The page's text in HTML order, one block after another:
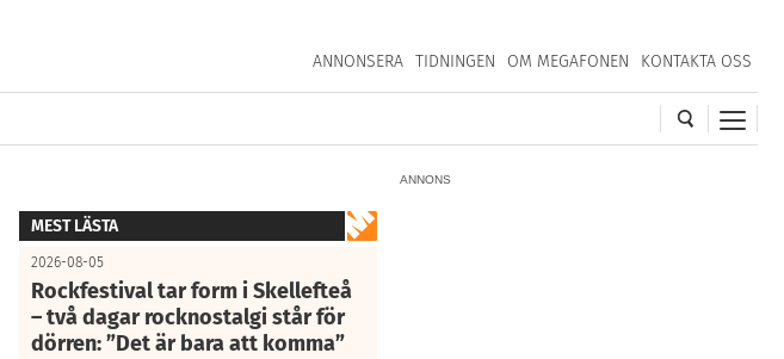
ANNONSERA TIDNINGEN OM MEGAFONEN KONTAKTA OSS
ANNONS
MEST LÄSTA
2026-08-05
Rockfestival tar form i Skellefteå
– två dagar rocknostalgi står för
dörren: ”Det är bara att komma”